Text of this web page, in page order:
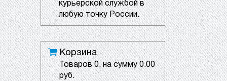
курьерской службой в
любую точку России.
Корзина
Товаров0, на сумму0.00
руб.